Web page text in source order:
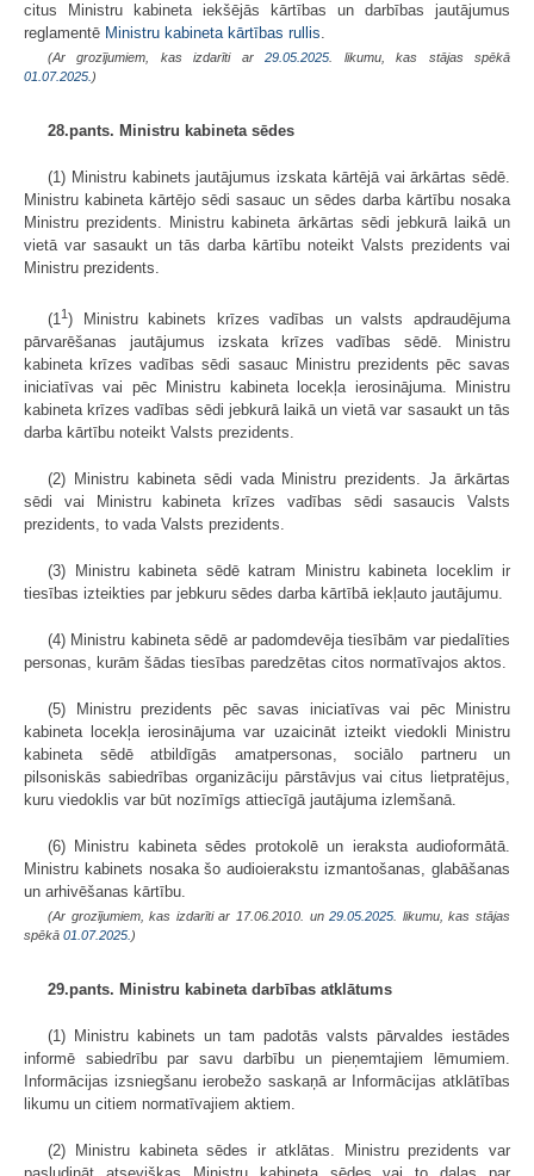
citus Ministru kabineta iekšējās kārtības un darbības jautājumus
reglamentē Ministru kabineta kārtības rullis.
(Ar grozījumiem, kas izdarīti ar29.05.2025 . likumu, kas stājas spēkā
01.07.2025. )
28.pants. Ministru kabineta sēdes
(1) Ministru kabinets jautājumus izskata kārtējā vai ārkārtas sēdē.
Ministru kabineta kārtējo sēdi sasauc un sēdes darba kārtību nosaka
Ministru prezidents. Ministru kabineta ārkārtas sēdi jebkurā laikā un
vietā var sasaukt un tās darba kārtību noteikt Valsts prezidents vai
Ministru prezidents.
(11) Ministru kabinets krīzes vadības un valsts apdraudējuma
pārvarēšanas jautājumus izskata krīzes vadības sēdē. Ministru
kabineta krīzes vadības sēdi sasauc Ministru prezidents pēc savas
iniciatīvas vai pēc Ministru kabineta locekļa ierosinājuma. Ministru
kabineta krīzes vadības sēdi jebkurā laikā un vietā var sasaukt un tās
darba kārtību noteikt Valsts prezidents.
(2) Ministru kabineta sēdi vada Ministru prezidents. Ja ārkārtas
sēdi vai Ministru kabineta krīzes vadības sēdi sasaucis Valsts
prezidents, to vada Valsts prezidents.
(3) Ministru kabineta sēdē katram Ministru kabineta loceklim ir
tiesības izteikties par jebkuru sēdes darba kārtībā iekļauto jautājumu.
(4) Ministru kabineta sēdē ar padomdevēja tiesībām var piedalīties
personas, kurām šādas tiesības paredzētas citos normatīvajos aktos.
(5) Ministru prezidents pēc savas iniciatīvas vai pēc Ministru
kabineta locekļa ierosinājuma var uzaicināt izteikt viedokli Ministru
kabineta sēdē atbildīgās amatpersonas, sociālo partneru un
pilsoniskās sabiedrības organizāciju pārstāvjus vai citus lietpratējus,
kuru viedoklis var būt nozīmīgs attiecīgā jautājuma izlemšanā.
(6) Ministru kabineta sēdes protokolē un ieraksta audioformātā.
Ministru kabinets nosaka šo audioierakstu izmantošanas, glabāšanas
un arhivēšanas kārtību.
(Ar grozījumiem, kas izdarīti ar 17.06.2010. un29.05.2025 . likumu, kas stājas
spēkā 01.07.2025. )
29.pants. Ministru kabineta darbības atklātums
(1) Ministru kabinets un tam padotās valsts pārvaldes iestādes
informē sabiedrību par savu darbību un pieņemtajiem lēmumiem.
Informācijas izsniegšanu ierobežo saskaņā ar Informācijas atklātības
likumu un citiem normatīvajiem aktiem.
(2) Ministru kabineta sēdes ir atklātas. Ministru prezidents var